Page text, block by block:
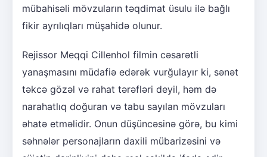
mübahisəli mövzuların təqdimat üsulu ilə bağlı
fikir ayrılıqları müşahidə olunur.
Rejissor Meqqi Cillenhol filmin cəsarətli
yanaşmasını müdafiə edərək vurğulayır ki, sənət
təkcə gözəl və rahat tərəfləri deyil, həm də
narahatlıq doğuran və tabu sayılan mövzuları
əhatə etməlidir. Onun düşüncəsinə görə, bu kimi
səhnələr personajların daxili mübarizəsini və